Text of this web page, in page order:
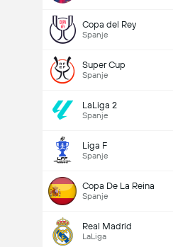
Copa del Rey
Spanje
Super Cup
Spanje
LaLiga 2
Spanje
Liga F
Spanje
Copa De La Reina
Spanje
Real Madrid
LaLiga